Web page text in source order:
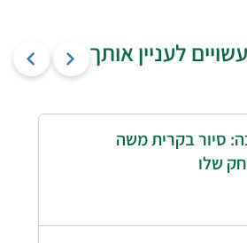
לעניין אותך
סיור בקרית משה
שלו